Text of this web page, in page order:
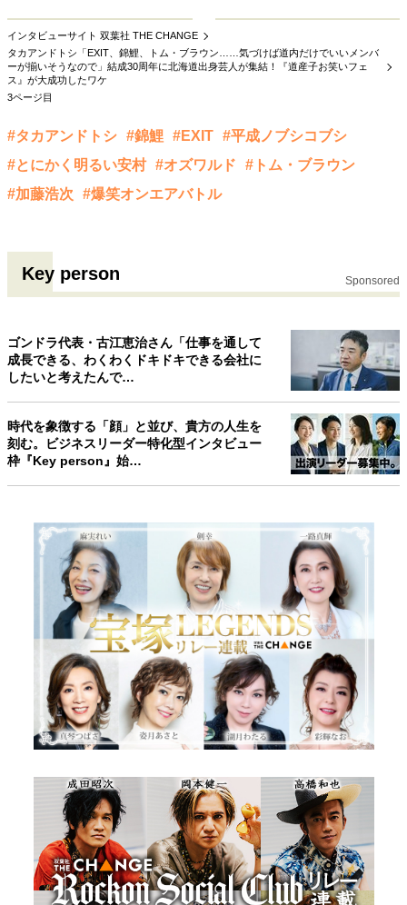
インタビューサイト 双葉社 THE CHANGE
タカアンドトシ「EXIT、錦鯉、トム・ブラウン……気づけば道内だけでいいメンバ
ーが揃いそうなので」結成30周年に北海道出身芸人が集結！『道産子お笑いフェ
ス』が大成功したワケ
3ページ目
#タカアンドトシ #錦鯉 #EXIT #平成ノブシコブシ
#とにかく明るい安村 #オズワルド
#トム・ブラウン
#加藤浩次
#爆笑オンエアバトル
Key person Sponsored
ゴンドラ代表・古江恵治さん「仕事を通して
成長できる、わくわくドキドキできる会社に
したいと考えたんで…
時代を象徴する「顔」と並び、貴方の人生を
刻む。ビジネスリーダー特化型インタビュー
枠『Key person』始…